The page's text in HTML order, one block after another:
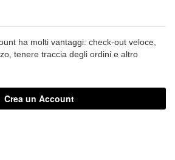
ha molti vantaggi: check-out veloce,
tenere traccia degli ordini e altro
Crea un Account